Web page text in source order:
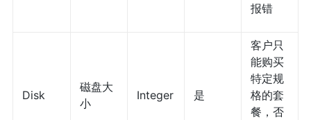
报错
Disk
磁盘大
小
Integer 是
客户只
能购买
特定规
格的套
餐，否